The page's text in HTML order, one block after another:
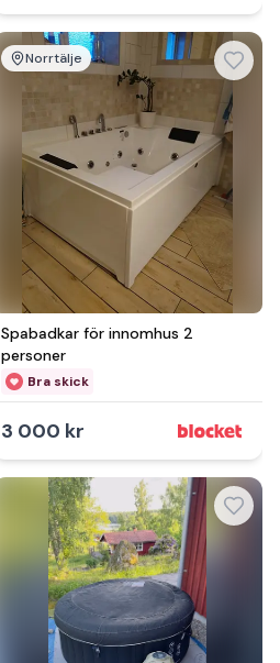
Se mer hos
Norrtälje
Spabadkar för innomhus 2
personer
Bra skick
3 000 kr
Se mer hos